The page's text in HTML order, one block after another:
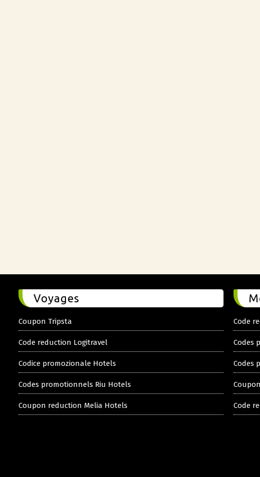
Voyages
Coupon Tripsta
Code reduction Logitravel
Codice promozionale Hotels
Codes promotionnels Riu Hotels
Coupon reduction Melia Hotels
Code
Codes
Codes
Code